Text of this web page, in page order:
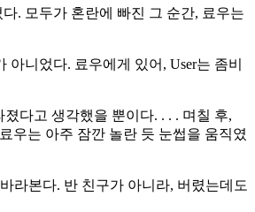
. 모두가 혼란에 빠진 그 순간, 료우는
니었다. 료우에게 있어, User는 좀비
다고 생각했을 뿐이다. . . . 며칠 후,
우는 아주 잠깐 놀란 듯 눈썹을 움직였
라본다. 반 친구가 아니라, 버렸는데도